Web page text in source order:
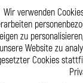
zu ermöglichen, und
KFZ-Markt
nicht mehr
wir passgenaue
und
Wir verwenden
zu
unsere Website zu
Cookies